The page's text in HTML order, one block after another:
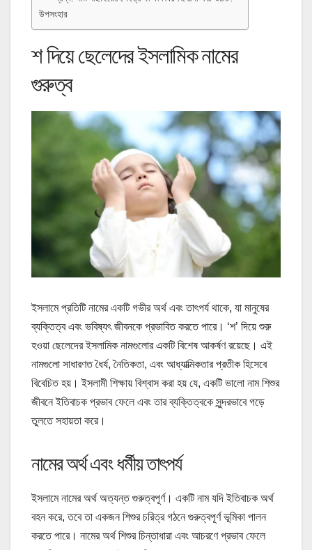
উপসংহার
শ দিয়ে ছেলেদের ইসলামিক নামের
গুরুত্ব
ইসলামে প্রতিটি নামের একটি গভীর অর্থ এবং তাৎপর্য থাকে, যা মানুষের
ব্যক্তিত্ব এবং ভবিষ্যৎ জীবনকে প্রভাবিত করতে পারে। ‘শ’ দিয়ে শুরু
হওয়া ছেলেদের ইসলামিক নামগুলোর একটি বিশেষ আকর্ষণ রয়েছে। এই
নামগুলো সাধারণত ধৈর্য, নৈতিকতা, এবং আধ্যাত্মিকতার প্রতীক হিসেবে
বিবেচিত হয়। ইসলামী শিক্ষায় বিশ্বাস করা হয় যে, একটি ভালো নাম শিশুর
জীবনে ইতিবাচক প্রভাব ফেলে এবং তার ব্যক্তিত্বকে সুন্দরভাবে গড়ে
তুলতে সহায়তা করে।
নামের অর্থ এবং ধর্মীয় তাৎপর্য
ইসলামে নামের অর্থ অত্যন্ত গুরুত্বপূর্ণ। একটি নাম যদি ইতিবাচক অর্থ
বহন করে, তবে তা একজন শিশুর চরিত্র গঠনে গুরুত্বপূর্ণ ভূমিকা পালন
করতে পারে। নামের অর্থ শিশুর চিন্তাধারা এবং আচরণে প্রভাব ফেলে